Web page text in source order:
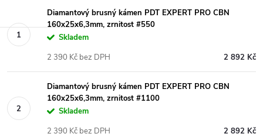
Diamantový brusný kámen PDT EXPERT PRO CBN
160x25x6,3mm, zrnitost #550
Skladem
2 892 Kč
2 390 Kč bez DPH
Diamantový brusný kámen PDT EXPERT PRO CBN
160x25x6,3mm, zrnitost #1100
Skladem
2 892 Kč
2 390 Kč bez DPH